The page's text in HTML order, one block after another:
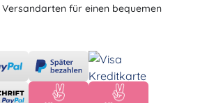
für einen bequemen